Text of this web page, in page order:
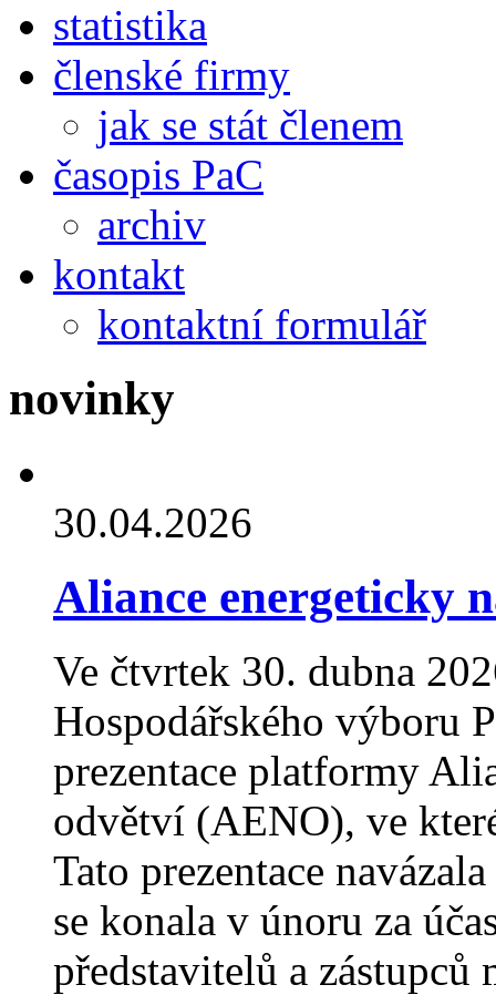
statistika
členské firmy
jak se stát členem
časopis PaC
archiv
kontakt
kontaktní formulář
novinky
30.04.2026
Aliance energeticky
Ve čtvrtek 30. dubna
Hospodářského výboru
prezentace platformy
odvětví (AENO), ve
Tato prezentace
se konala v únoru za
představitelů a zástupců